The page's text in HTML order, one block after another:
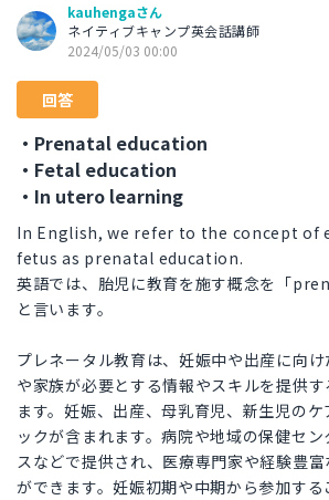
kauhengaさん
ネイティブキャンプ英会話講師
2024/05/03 00:00
回答
・Prenatal education
・Fetal education
・In utero learning
In English, we refer to the concept of
fetus as prenatal education.
英語では、胎児に教育を施す概念を「
と言います。
プレネータル教育は、妊娠中や出産に向
や家族が必要とする情報やスキルを提供
ます。妊娠、出産、母乳育児、新生児の
ックが含まれます。病院や地域の保健セ
スなどで提供され、医療専門家や経験豊
ができます。妊娠初期や中期から参加す